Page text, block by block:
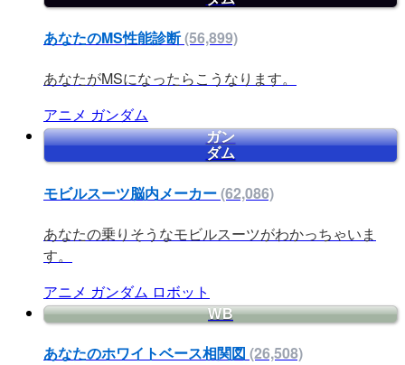
あなたのMS性能診断(56,899)
あなたがMSになったらこうなります。
アニメ ガンダム
ガン
ダム
モビルスーツ脳内メーカー(62,086)
あなたの乗りそうなモビルスーツがわかっちゃいま
す。
アニメ ガンダム ロボット
WB
あなたのホワイトベース相関図 (26,508)